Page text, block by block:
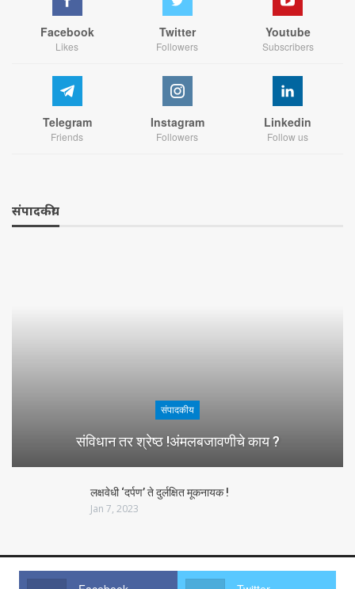
Facebook
Likes
Twitter
Followers
Youtube
Subscribers
Telegram
Friends
Instagram
Followers
Linkedin
Follow us
संपादकीय
संपादकीय
संविधान तर श्रेष्ठ !अंमलबजावणीचे काय ?
लक्षवेधी ‘दर्पण’ ते दुर्लक्षित मूकनायक !
Jan 7, 2023